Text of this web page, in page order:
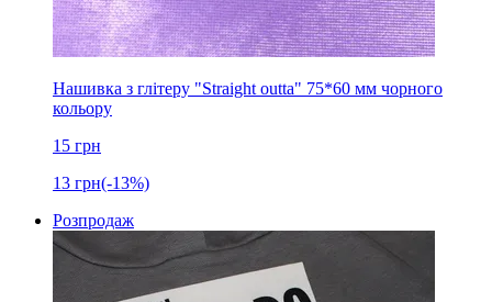
Нашивка з глітеру "Straight outta" 75*60 мм чорного
кольору
15 грн
13 грн(-13%)
Розпродаж